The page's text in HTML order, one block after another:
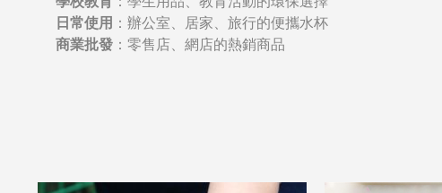
日常使用 ：辦公室、居家、旅行的便攜水杯
商業批發 ：零售店、網店的熱銷商品